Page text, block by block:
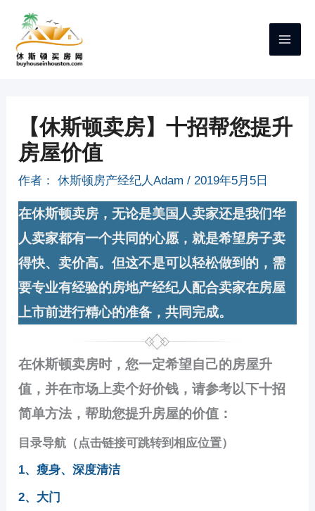
【休斯顿卖房】十招帮您提升
房屋价值
作者： 休斯顿房产经纪人Adam/ 2019年5月5日
在休斯顿卖房，无论是美国人卖家还是我们华
人卖家都有一个共同的心愿，就是希望房子卖
得快、卖价高。但这不是可以轻松做到的，需
要专业有经验的房地产经纪人配合卖家在房屋
上市前进行精心的准备，共同完成。
在休斯顿卖房时，您一定希望自己的房屋升
值，并在市场上卖个好价钱，请参考以下十招
简单方法，帮助您提升房屋的价值：
目录导航（点击链接可跳转到相应位置）
1、瘦身、深度清洁
2、大门